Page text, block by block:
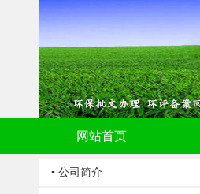
网站首页
▪ 公司简介